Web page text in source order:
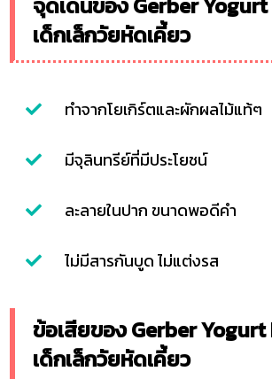
เด็กเล็กวัยหัดเคี้ยว
ทำจากโยเกิร์ตและผักผลไม้แท้ๆ
มีจุลินทรีย์ที่มีประโยชน์
ละลายในปาก ขนาดพอดีคำ
ไม่มีสารกันบูด ไม่แต่งรส
ข้อเสียของ Gerber
เด็กเล็กวัยหัดเคี้ยว